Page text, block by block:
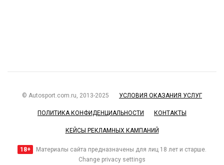
© Autosport.com.ru, 2013-2025 УСЛОВИЯ ОКАЗАНИЯ УСЛУГ
ПОЛИТИКА КОНФИДЕНЦИАЛЬНОСТИ КОНТАКТЫ
КЕЙСЫ РЕКЛАМНЫХ КАМПАНИЙ
18+
Материалы сайта предназначены для лиц 18 лет и старше.
Change privacy settings